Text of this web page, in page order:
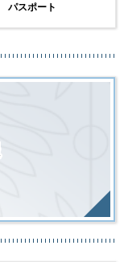
パスポート